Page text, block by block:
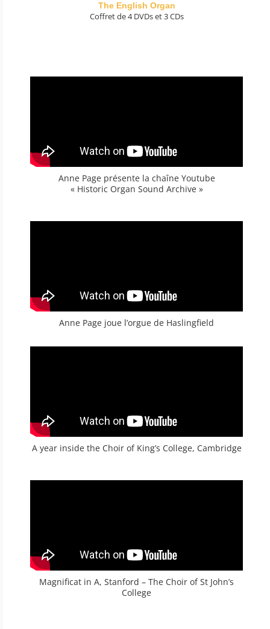
The English Organ
Coffret de 4 DVDs et 3 CDs
Anne Page présente la chaîne Youtube
« Historic Organ Sound Archive »
Anne Page joue l’orgue de Haslingfield
A year inside the Choir of King’s College, Cambridge
Magnificat in A, Stanford – The Choir of St John’s
College